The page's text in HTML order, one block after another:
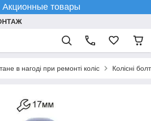
Акционные товары
в нагоді при ремонті коліс Колісні